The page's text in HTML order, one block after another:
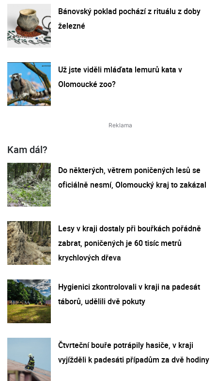
Bánovský poklad pochází z rituálu z doby
železné
Už jste viděli mláďata lemurů kata v
Olomoucké zoo?
Kam dál?
Do některých, větrem poničených lesů se
oficiálně nesmí, Olomoucký kraj to zakázal
Lesy v kraji dostaly při bouřkách pořádně
zabrat, poničených je 60 tisíc metrů
krychlových dřeva
Hygienici zkontrolovali v kraji na padesát
táborů, udělili dvě pokuty
Čtvrteční bouře potrápily hasiče, v kraji
vyjížděli k padesáti případům za dvě hodiny